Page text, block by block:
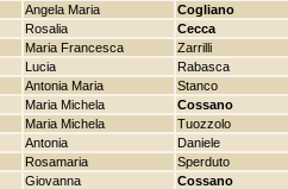
Angela Maria Cogliano
Rosalia Cecca
Maria Francesca Zarrilli
Lucia Rabasca
Antonia Maria Stanco
Maria Michela Cossano
Maria Michela Tuozzolo
Antonia Daniele
Rosamaria Sperduto
Giovanna Cossano